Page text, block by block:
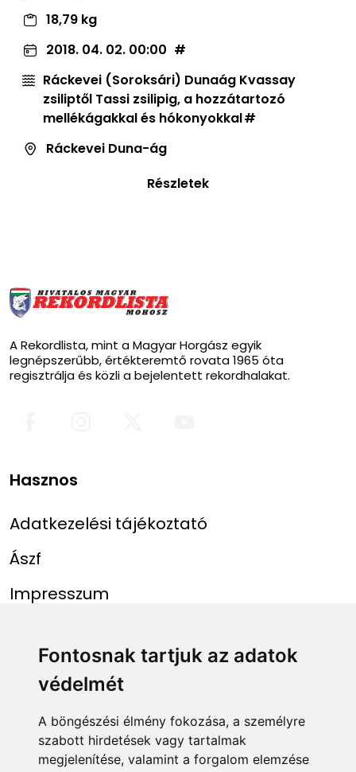
Fontosnak tartjuk az adatok
védelmét
A böngészési élmény fokozása, a személyre
szabott hirdetések vagy tartalmak
megjelenítése, valamint a forgalom elemzése
18,79 kg
2018. 04. 02. 00:00
Ráckevei (Soroksári) Dunaág Kvassay
zsiliptől Tassi zsilipig, a hozzátartozó
mellékágakkal és hókonyokkal
Ráckevei Duna-ág
Részletek
A Rekordlista, mint a Magyar Horgász egyik
legnépszerűbb, értékteremtő rovata 1965 óta
regisztrálja és közli a bejelentett rekordhalakat.
Hasznos
Adatkezelési tájékoztató
Ászf
Impresszum
Menü
Főoldal
Rekordlista
Abszolút rekordlista
Linkek
mohosz.hu
horgaszjegy.hu